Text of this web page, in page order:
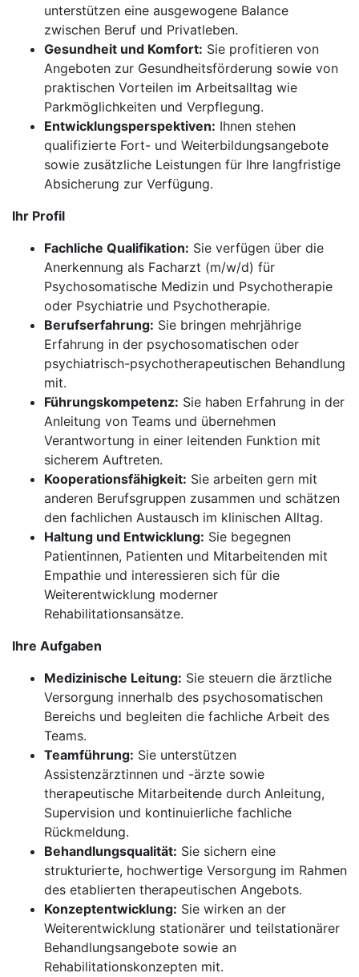
unterstützen eine ausgewogene Balance
zwischen Beruf und Privatleben.
Gesundheit und Komfort: Sie profitieren von
Angeboten zur Gesundheitsförderung sowie von
praktischen Vorteilen im Arbeitsalltag wie
Parkmöglichkeiten und Verpflegung.
Entwicklungsperspektiven: Ihnen stehen
qualifizierte Fort- und Weiterbildungsangebote
sowie zusätzliche Leistungen für Ihre langfristige
Absicherung zur Verfügung.
Ihr Profil
Fachliche Qualifikation: Sie verfügen über die
Anerkennung als Facharzt (m/w/d) für
Psychosomatische Medizin und Psychotherapie
oder Psychiatrie und Psychotherapie.
Berufserfahrung: Sie bringen mehrjährige
Erfahrung in der psychosomatischen oder
psychiatrisch-psychotherapeutischen Behandlung
mit.
Führungskompetenz: Sie haben Erfahrung in der
Anleitung von Teams und übernehmen
Verantwortung in einer leitenden Funktion mit
sicherem Auftreten.
Kooperationsfähigkeit: Sie arbeiten gern mit
anderen Berufsgruppen zusammen und schätzen
den fachlichen Austausch im klinischen Alltag.
Haltung und Entwicklung: Sie begegnen
Patientinnen, Patienten und Mitarbeitenden mit
Empathie und interessieren sich für die
Weiterentwicklung moderner
Rehabilitationsansätze.
Ihre Aufgaben
Medizinische Leitung: Sie steuern die ärztliche
Versorgung innerhalb des psychosomatischen
Bereichs und begleiten die fachliche Arbeit des
Teams.
Teamführung: Sie unterstützen
Assistenzärztinnen und -ärzte sowie
therapeutische Mitarbeitende durch Anleitung,
Supervision und kontinuierliche fachliche
Rückmeldung.
Behandlungsqualität: Sie sichern eine
strukturierte, hochwertige Versorgung im Rahmen
des etablierten therapeutischen Angebots.
Konzeptentwicklung: Sie wirken an der
Weiterentwicklung stationärer und teilstationärer
Behandlungsangebote sowie an
Rehabilitationskonzepten mit.